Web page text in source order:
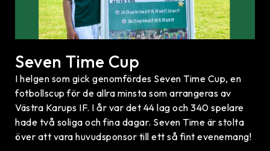
Seven Time Cup
I helgen som gick genomfördes Seven Time Cup, en
fotbollscup för de allra minsta som arrangeras av
Västra Karups IF. I år var det 44 lag och 340 spelare
hade två soliga och fina dagar. Seven Time är stolta
över att vara huvudsponsor till ett så fint evenemang!